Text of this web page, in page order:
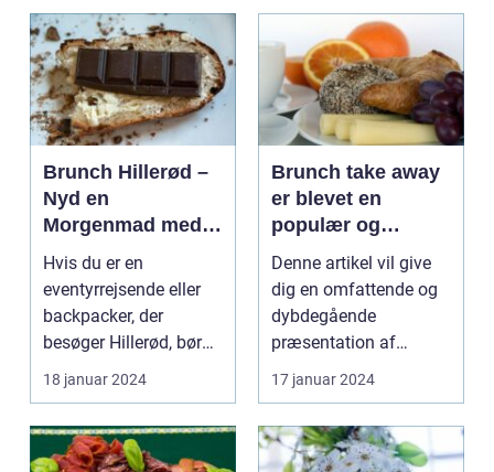
Brunch Hillerød –
Nyd en
Morgenmad med
Et Twist
Hvis du er en
eventyrrejsende eller
backpacker, der
besøger Hillerød, bør
du ikke gå glip af
byens f...
18 januar 2024
Brunch take away
er blevet en
populær og
praktisk måde at
nyde en lækker
brunchoplevelse
på, uanset hvor
man befinder sig
Denne artikel vil give
dig en omfattende og
dybdegående
præsentation af
brunch take away og
de vigti...
17 januar 2024